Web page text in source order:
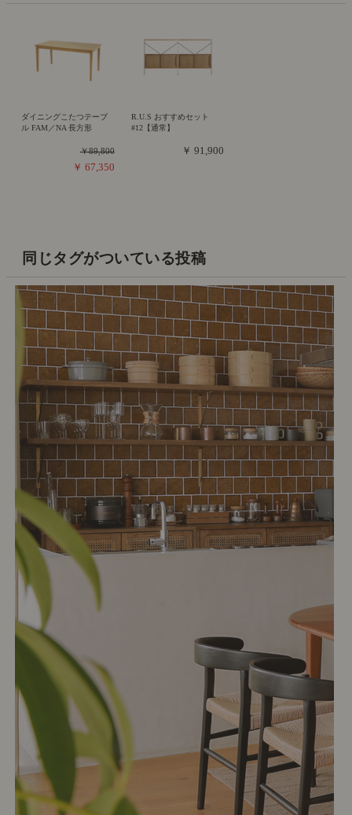
ダイニングこたつテーブ
ル FAM／NA 長方形
￥89,800
￥ 67,350
R.U.S おすすめセット
#12【通常】
￥ 91,900
同じタグがついている投稿